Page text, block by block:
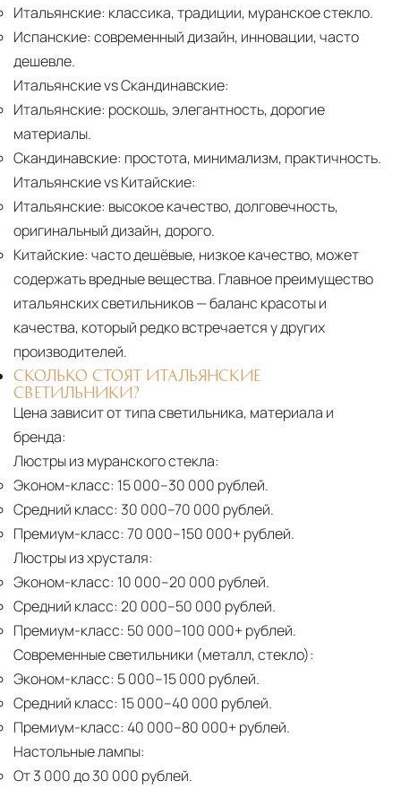
Итальянские: классика, традиции, муранское стекло.
Испанские: современный дизайн, инновации, часто
дешевле.
Итальянские vs Скандинавские:
Итальянские: роскошь, элегантность, дорогие
материалы.
Скандинавские: простота, минимализм, практичность.
Итальянские vs Китайские:
Итальянские: высокое качество, долговечность,
оригинальный дизайн, дорого.
Китайские: часто дешёвые, низкое качество, может
содержать вредные вещества. Главное преимущество
итальянских светильников — баланс красоты и
качества, который редко встречается у других
производителей.
СКОЛЬКО СТОЯТ ИТАЛЬЯНСКИЕ
СВЕТИЛЬНИКИ?
Цена зависит от типа светильника, материала и
бренда:
Люстры из муранского стекла:
Эконом-класс: 15 000–30 000 рублей.
Средний класс: 30 000–70 000 рублей.
Премиум-класс: 70 000–150 000+ рублей.
Люстры из хрусталя:
Эконом-класс: 10 000–20 000 рублей.
Средний класс: 20 000–50 000 рублей.
Премиум-класс: 50 000–100 000+ рублей.
Современные светильники (металл, стекло):
Эконом-класс: 5 000–15 000 рублей.
Средний класс: 15 000–40 000 рублей.
Премиум-класс: 40 000–80 000+ рублей.
Настольные лампы:
От 3 000 до 30 000 рублей.